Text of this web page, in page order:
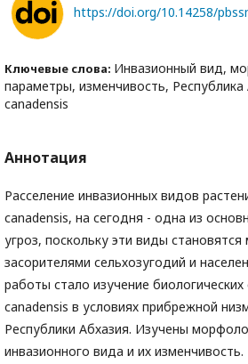
https://doi.org/10.14258/
Ключевые слова: Инвазионный вид,
параметры, изменчивость, Республика
canadensis
Аннотация
Расселение инвазионных видов
сanadensis, на сегодня - одна из
угроз, поскольку эти виды
засорителями сельхозугодий и
работы стало изучение биологических
сanadensis в условиях прибрежной
Республики Абхазия. Изучены
инвазионного вида и их